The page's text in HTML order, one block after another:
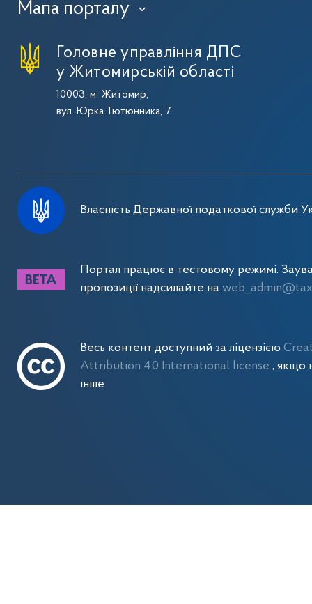
Мапа порталу ›
Головне управління ДПС
у Житомирській області
10003, м. Житомир,
вул. Юрка Тютюнника, 7
Власність Державної податкової служби
Портал працює в тестовому режимі.
пропозиції надсилайте на
Весь контент доступний за ліцензією
Attribution 4.0 International license , якщо
інше.